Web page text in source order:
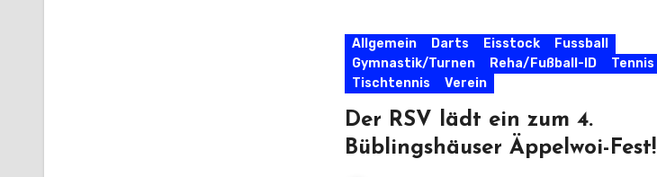
Allgemein Darts Eisstock
Fussball
Gymnastik/Turnen
Reha/Fußball-ID
Tennis
Tischtennis
Verein
Der RSV lädt ein zum 4.
Büblingshäuser Äppelwoi-Fest!